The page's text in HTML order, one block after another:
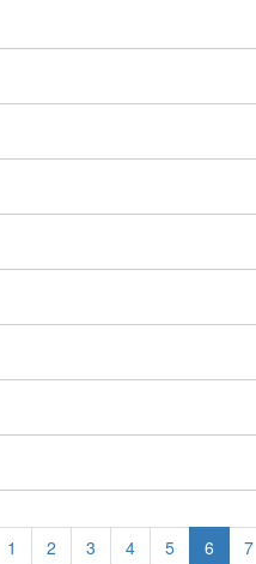
1 2 3 4 5 6 7